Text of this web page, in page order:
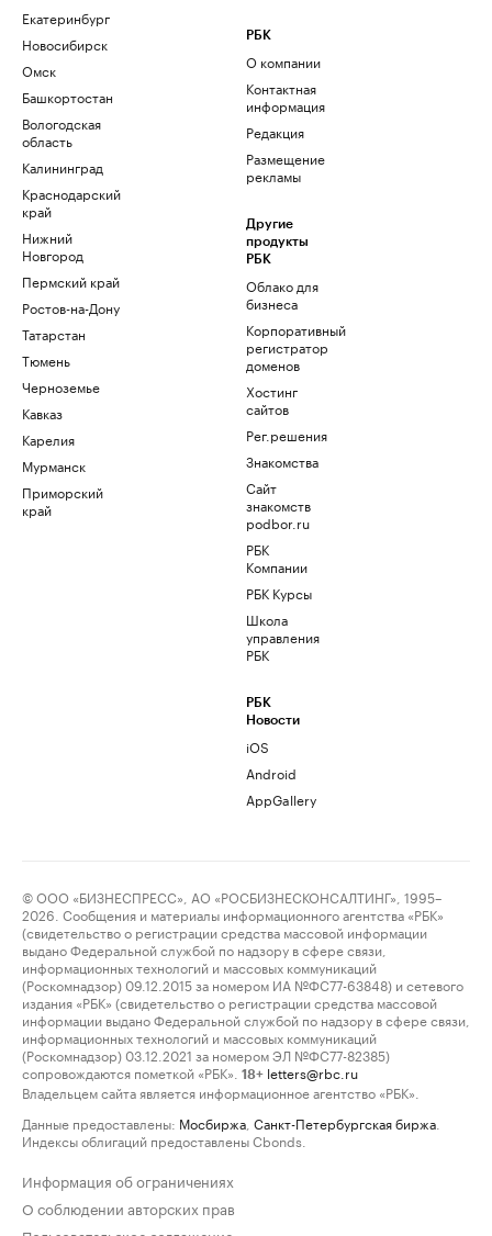
Екатеринбург
Новосибирск
Омск
Башкортостан
Вологодская
область
Калининград
Краснодарский
край
Нижний
Новгород
Пермский край
Ростов-на-Дону
Татарстан
Тюмень
Черноземье
Кавказ
Карелия
Мурманск
Приморский
край
РБК
О компании
Контактная
информация
Редакция
Размещение
рекламы
Другие
продукты
РБК
Облако для
бизнеса
Корпоративный
регистратор
доменов
Хостинг
сайтов
Рег.решения
Знакомства
Сайт
знакомств
podbor.ru
РБК
Компании
РБК Курсы
Школа
управления
РБК
РБК
Новости
iOS
Android
AppGallery
© ООО «БИЗНЕСПРЕСС», АО «РОСБИЗНЕСКОНСАЛТИНГ», 1995–
2026. Сообщения и материалы информационного агентства «РБК»
(свидетельство о регистрации средства массовой информации
выдано Федеральной службой по надзору в сфере связи,
информационных технологий и массовых коммуникаций
(Роскомнадзор) 09.12.2015 за номером ИА №ФС77-63848) и сетевого
издания «РБК» (свидетельство о регистрации средства массовой
информации выдано Федеральной службой по надзору в сфере связи,
информационных технологий и массовых коммуникаций
(Роскомнадзор) 03.12.2021 за номером ЭЛ №ФС77-82385)
сопровождаются пометкой «РБК».
18+ letters@rbc.ru
Владельцем сайта является информационное агентство «РБК».
Данные предоставлены: Мосбиржа Санкт-Петербургская биржа
Индексы облигаций предоставлены Cbonds.
Информация об ограничениях
О соблюдении авторских прав